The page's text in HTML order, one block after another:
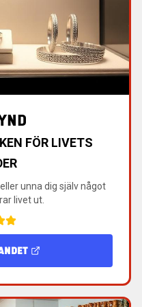
FÖR LIVETS
unna dig själv något
livet ut.